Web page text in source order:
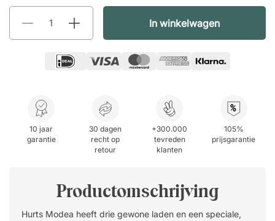
In winkelwagen
10 jaar
garantie
30 dagen
recht op
retour
+300.000
tevreden
klanten
%
105%
prijsgarantie
Productomschrijving
Hurts Modea heeft drie gewone laden en een speciale,